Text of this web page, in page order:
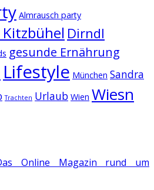
Almrausch party
Dirndl
gesunde Ernährung
Lifestyle München Sandra
Trachten Urlaub Wien Wiesn
Online Magazin rund um